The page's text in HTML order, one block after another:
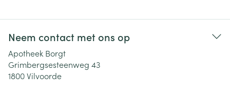
Neem contact met ons op
Apotheek Borgt
Grimbergsesteenweg 43
1800Vilvoorde